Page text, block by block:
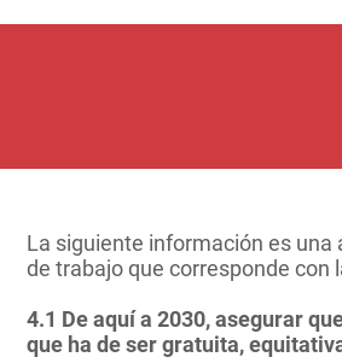
La siguiente información es
de trabajo que corresponde con
4.1 De aquí a 2030, asegurar
que ha de ser gratuita,